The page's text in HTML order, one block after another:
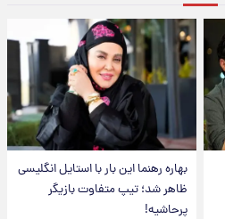
بهاره رهنما این بار با استایل انگلیسی
ظاهر شد؛ تیپ متفاوت بازیگر
پرحاشیه!